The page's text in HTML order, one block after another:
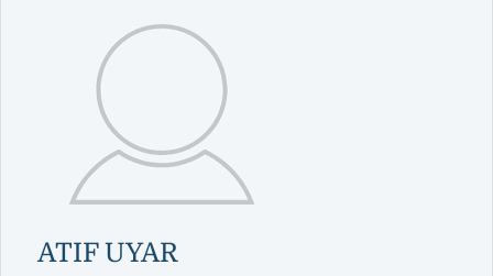
ATIF UYAR